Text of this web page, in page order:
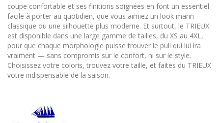
coupe confortable et ses finitions soignées en font un essentiel
facile à porter au quotidien, que vous aimiez un look marin
classique ou une silhouette plus moderne. Et surtout, le TRIEUX
est disponible dans une large gamme de tailles, du XS au 4XL,
pour que chaque morphologie puisse trouver le pull qui lui ira
vraiment — sans compromis sur le confort, ni sur le style.
Choisissez votre coloris, trouvez votre taille, et faites du TRIEUX
votre indispensable de la saison.